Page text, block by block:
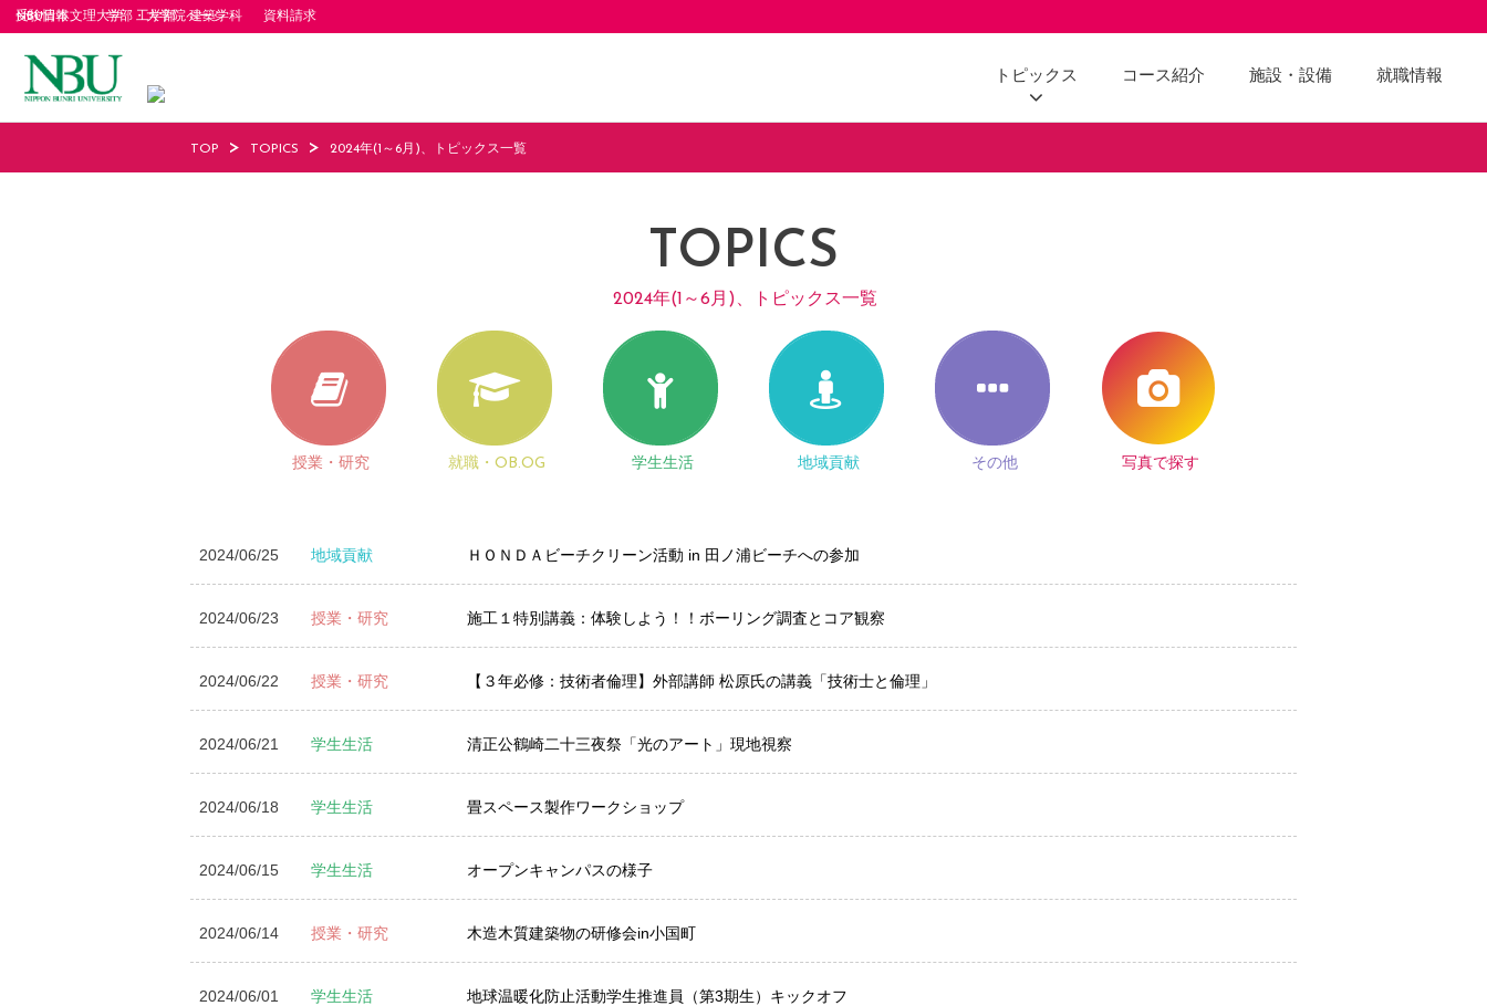
トピックス コース紹介 施設・設備 就職情報
NBU日本文理大学 工学部 建築学科
受験情報 学部・大学院ページ 資料請求
TOP TOPICS 2024年(1～6月)、トピックス一覧
TOPICS
2024年(1～6月)、トピックス一覧
授業・研究 就職・OB.OG 学生生活 地域貢献 その他 写真で探す
2024/06/25 地域貢献 ＨＯＮＤＡビーチクリーン活動 in 田ノ浦ビーチへの参加
2024/06/23 授業・研究 施工１特別講義：体験しよう！！ボーリング調査とコア観察
2024/06/22 授業・研究 【３年必修：技術者倫理】外部講師 松原氏の講義「技術士と倫理」
2024/06/21 学生生活 清正公鶴崎二十三夜祭「光のアート」現地視察
2024/06/18 学生生活 畳スペース製作ワークショップ
2024/06/15 学生生活 オープンキャンパスの様子
2024/06/14 授業・研究 木造木質建築物の研修会in小国町
2024/06/01 学生生活 地球温暖化防止活動学生推進員（第3期生）キックオフ